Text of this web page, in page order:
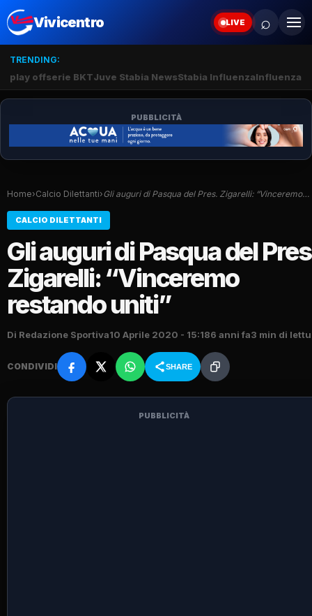
Vivicentro LIVE ⌕
TRENDING:
play offserie BKTJuve Stabia NewsStabia InfluenzaInfluenza
PUBBLICITÀ
Home›Calcio Dilettanti›Gli auguri di Pasqua del Pres. Zigarelli: “Vinceremo…
CALCIO DILETTANTI
Gli auguri di Pasqua del
Zigarelli: “Vinceremo
restando uniti”
Di Redazione Sportiva10 Aprile 2020 - 15:186 anni fa3 min di
CONDIVIDI SHARE
PUBBLICITÀ